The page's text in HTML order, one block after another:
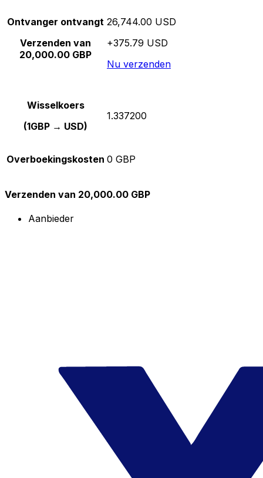
Ontvanger ontvangt
Verzenden van
20,000.00 GBP
26,744.00 USD
+375.79 USD
Nu verzenden
Wisselkoers
(1GBP → USD)
1.337200
Overboekingskosten 0 GBP
Verzenden van 20,000.00 GBP
Aanbieder